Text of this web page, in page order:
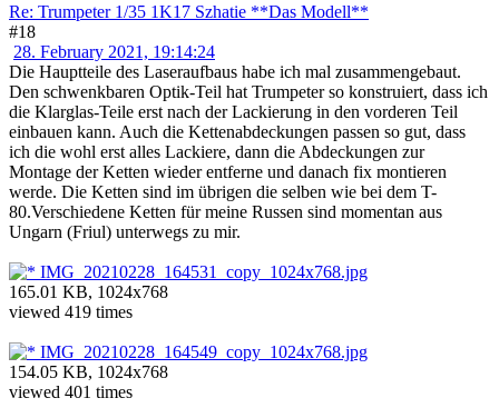
Re: Trumpeter 1/35 1K17 Szhatie **Das Modell**
#18
28. February 2021, 19:14:24
Die Hauptteile des Laseraufbaus habe ich mal zusammengebaut.
Den schwenkbaren Optik-Teil hat Trumpeter so konstruiert, dass ich
die Klarglas-Teile erst nach der Lackierung in den vorderen Teil
einbauen kann. Auch die Kettenabdeckungen passen so gut, dass
ich die wohl erst alles Lackiere, dann die Abdeckungen zur
Montage der Ketten wieder entferne und danach fix montieren
werde. Die Ketten sind im übrigen die selben wie bei dem T-
80.Verschiedene Ketten für meine Russen sind momentan aus
Ungarn (Friul) unterwegs zu mir.
IMG_20210228_164531_copy_1024x768.jpg
165.01 KB, 1024x768
viewed 419 times
IMG_20210228_164549_copy_1024x768.jpg
154.05 KB, 1024x768
viewed 401 times